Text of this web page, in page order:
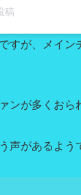
稿
が、メイン
が多くおら
があるよう